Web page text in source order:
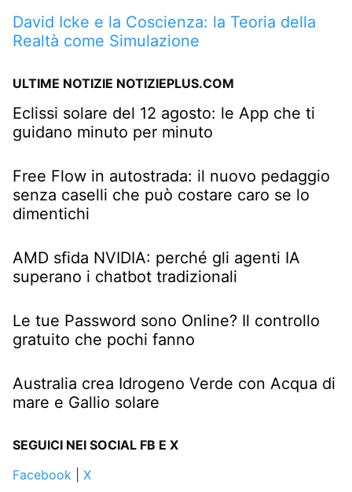
David Icke e la Coscienza: la Teoria della
Realtà come Simulazione
ULTIME NOTIZIE NOTIZIEPLUS.COM
Eclissi solare del 12 agosto: le App che ti
guidano minuto per minuto
Free Flow in autostrada: il nuovo pedaggio
senza caselli che può costare caro se lo
dimentichi
AMD sfida NVIDIA: perché gli agenti IA
superano i chatbot tradizionali
Le tue Password sono Online? Il controllo
gratuito che pochi fanno
Australia crea Idrogeno Verde con Acqua di
mare e Gallio solare
SEGUICI NEI SOCIAL FB E X
Facebook
X